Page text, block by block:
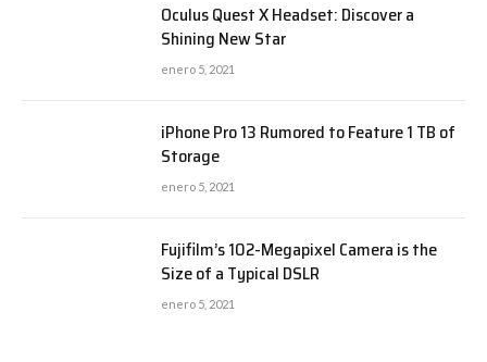
Oculus Quest X Headset: Discover a
Shining New Star
enero 5, 2021
iPhone Pro 13 Rumored to Feature 1 TB of
Storage
enero 5, 2021
Fujifilm’s 102-Megapixel Camera is the
Size of a Typical DSLR
enero 5, 2021